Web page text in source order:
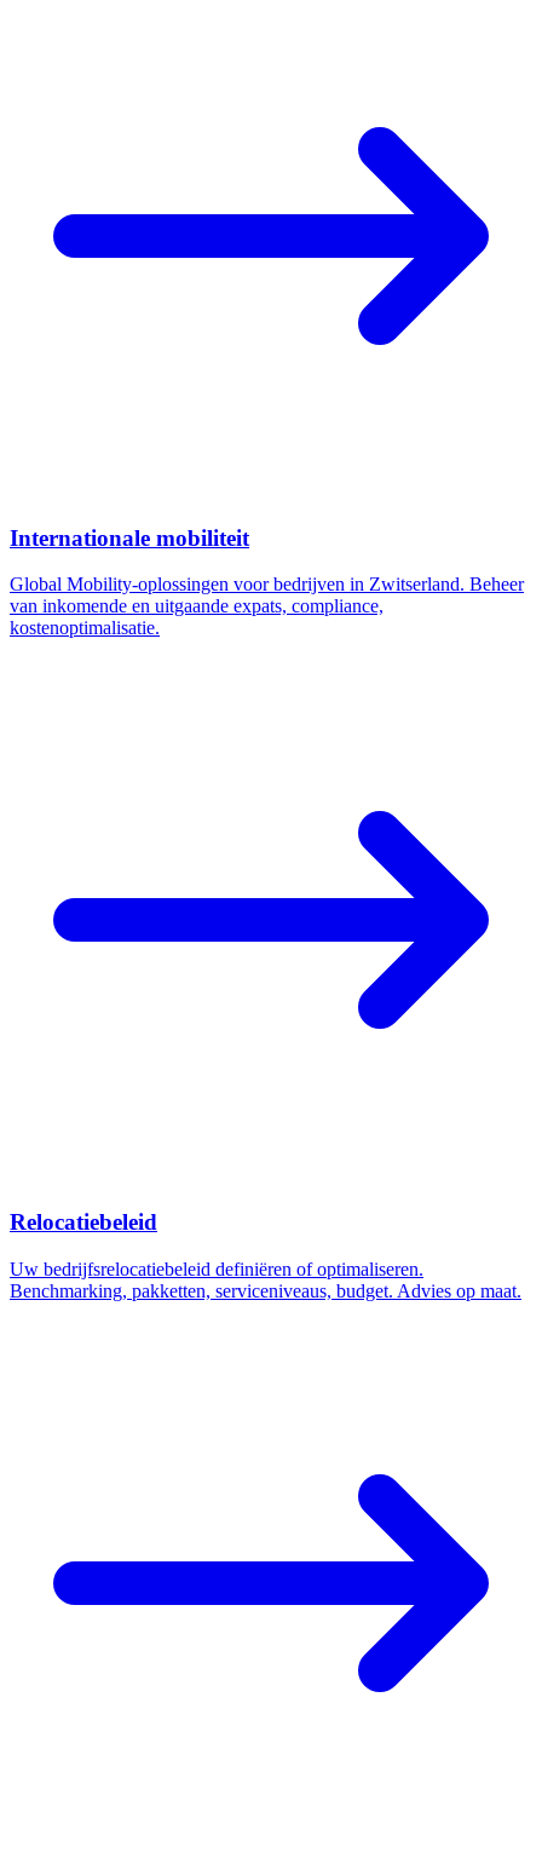
Internationale mobiliteit
Global Mobility-oplossingen voor bedrijven in Zwitserland. Beheer
van inkomende en uitgaande expats, compliance,
kostenoptimalisatie.
Relocatiebeleid
Uw bedrijfsrelocatiebeleid definiëren of optimaliseren.
Benchmarking, pakketten, serviceniveaus, budget. Advies op maat.